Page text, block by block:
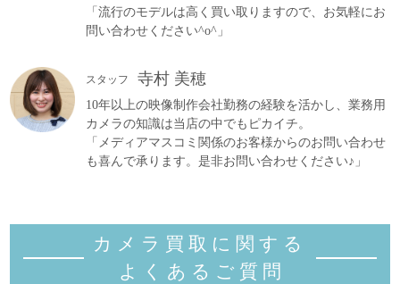
「流行のモデルは高く買い取りますので、お気軽にお
問い合わせください^o^」
スタッフ 寺村 美穂
10年以上の映像制作会社勤務の経験を活かし、業務用
カメラの知識は当店の中でもピカイチ。
「メディアマスコミ関係のお客様からのお問い合わせ
も喜んで承ります。是非お問い合わせください♪」
カメラ買取に関する
よくあるご質 問